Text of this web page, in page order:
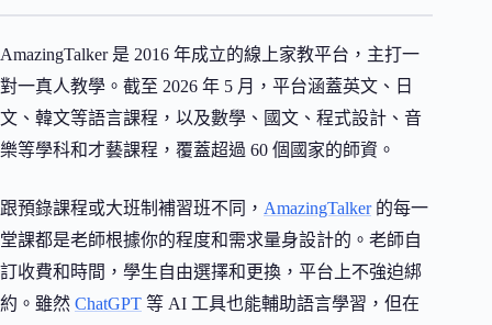
AmazingTalker 是 2016 年成立的線上家教平台，主打一
對一真人教學。截至 2026 年 5 月，平台涵蓋英文、日
文、韓文等語言課程，以及數學、國文、程式設計、音
樂等學科和才藝課程，覆蓋超過 60 個國家的師資。
跟預錄課程或大班制補習班不同， AmazingTalker的每一
堂課都是老師根據你的程度和需求量身設計的。老師自
訂收費和時間，學生自由選擇和更換，平台上不強迫綁
約。雖然 ChatGPT 等 AI 工具也能輔助語言學習，但在